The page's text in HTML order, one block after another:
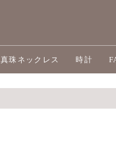
真珠ネックレス 時計